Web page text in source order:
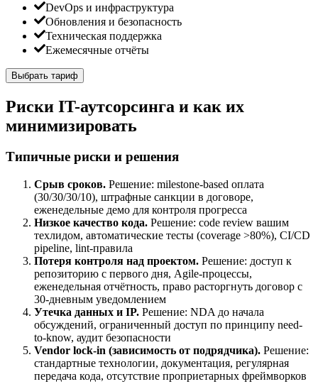
DevOps и инфраструктура
Обновления и безопасность
Техническая поддержка
Ежемесячные отчёты
Выбрать тариф
Риски IT-аутсорсинга и как их
минимизировать
Типичные риски и решения
Срыв сроков. Решение: milestone-based оплата
(30/30/30/10), штрафные санкции в договоре,
еженедельные демо для контроля прогресса
Низкое качество кода. Решение: code review вашим
техлидом, автоматические тесты (coverage >80%), CI/CD
pipeline, lint-правила
Потеря контроля над проектом. Решение: доступ к
репозиторию с первого дня, Agile-процессы,
еженедельная отчётность, право расторгнуть договор с
30-дневным уведомлением
Утечка данных и IP. Решение: NDA до начала
обсуждений, ограниченный доступ по принципу need-
to-know, аудит безопасности
Vendor lock-in (зависимость от подрядчика). Решение:
стандартные технологии, документация, регулярная
передача кода, отсутствие проприетарных фреймворков